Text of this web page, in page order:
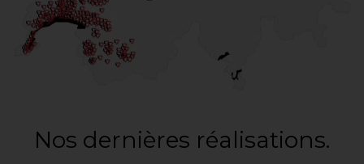
Nos dernières réalisations.